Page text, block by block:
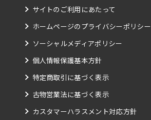
サイトのご利用にあたって
ホームページのプライバシーポリシー
ソーシャルメディアポリシー
個人情報保護基本方針
特定商取引に基づく表示
古物営業法に基づく表示
カスタマーハラスメント対応方針